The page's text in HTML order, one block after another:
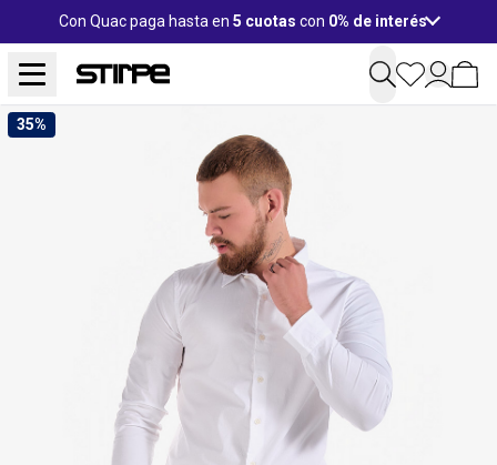
Con Quac paga hasta en 5 cuotas con 0% de interés
35%